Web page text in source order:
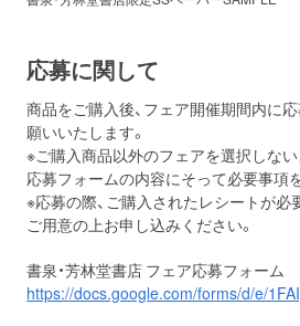
応募に関して
商品をご購入後、フェア開催期間内に
願いいたします。
※ご購入商品以外のフェアを選択しない
応募フォームの内容にそって必要事項
※応募の際、ご購入されたレシートが必
ご用意の上お申し込みください。
書泉・芳林堂書店 フェア応募フォーム
https://docs.google.com/forms/d/e/